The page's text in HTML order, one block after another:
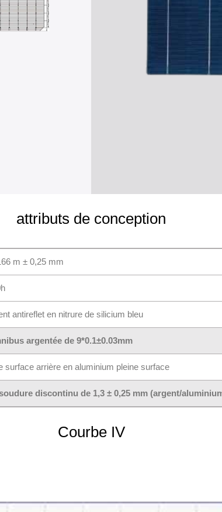
attributs de conception
m ± 0,25 mm
antireflet en nitrure de silicium bleu
argentée de 9*0.1±0.03mm
surface arrière en aluminium pleine surface
discontinu de 1,3 ± 0,25 mm (argent/
Courbe IV